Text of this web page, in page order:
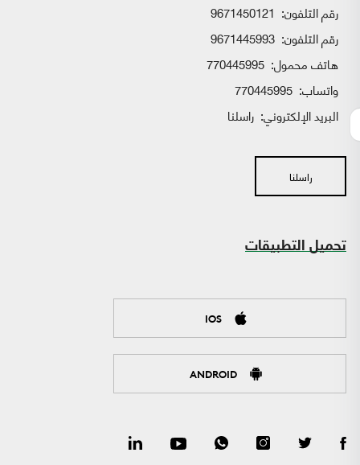
رقم التلفون: 9671450121
رقم التلفون: 9671445993
هاتف محمول: 770445995
واتساب:
البريد الإلكتروني: راسلنا
راسلنا
تحميل التطبيقات
IOS
ANDROID